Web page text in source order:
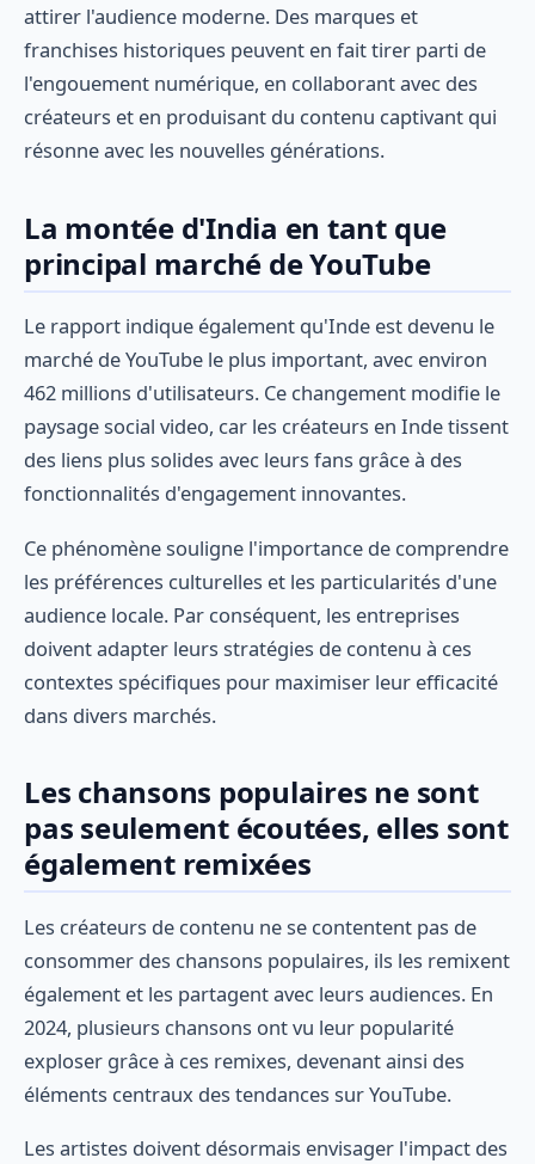
attirer l'audience moderne. Des marques et
franchises historiques peuvent en fait tirer parti de
l'engouement numérique, en collaborant avec des
créateurs et en produisant du contenu captivant qui
résonne avec les nouvelles générations.
La montée d'India en tant que
principal marché de YouTube
Le rapport indique également qu'Inde est devenu le
marché de YouTube le plus important, avec environ
462 millions d'utilisateurs. Ce changement modifie le
paysage social video, car les créateurs en Inde tissent
des liens plus solides avec leurs fans grâce à des
fonctionnalités d'engagement innovantes.
Ce phénomène souligne l'importance de comprendre
les préférences culturelles et les particularités d'une
audience locale. Par conséquent, les entreprises
doivent adapter leurs stratégies de contenu à ces
contextes spécifiques pour maximiser leur efficacité
dans divers marchés.
Les chansons populaires ne sont
pas seulement écoutées, elles sont
également remixées
Les créateurs de contenu ne se contentent pas de
consommer des chansons populaires, ils les remixent
également et les partagent avec leurs audiences. En
2024, plusieurs chansons ont vu leur popularité
exploser grâce à ces remixes, devenant ainsi des
éléments centraux des tendances sur YouTube.
Les artistes doivent désormais envisager l'impact des